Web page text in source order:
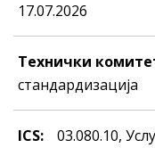
17.07.2026
Технички
стандардизација
ICS:
03.080.10,